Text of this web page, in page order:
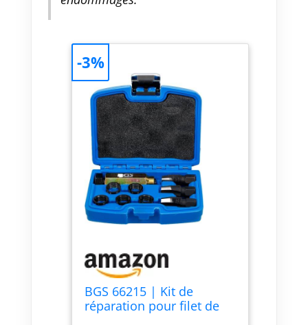
BGS 66215 | Kit de
réparation pour filet de
-3%